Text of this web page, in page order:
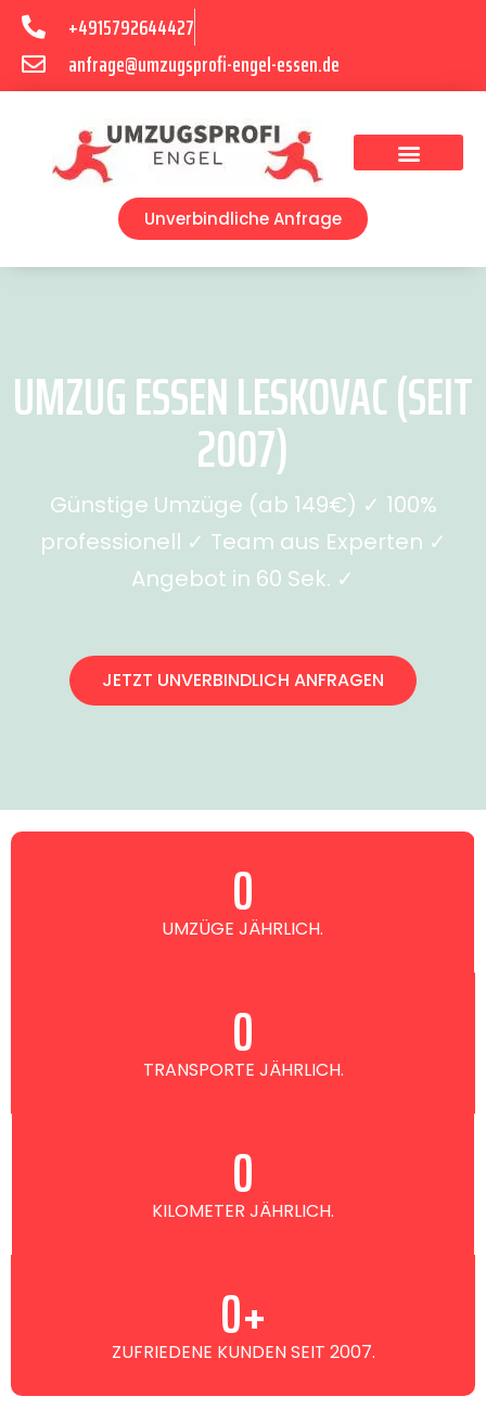
+4915792644427
anfrage@umzugsprofi-engel-essen.de
Unverbindliche Anfrage
UMZUG ESSEN LESKOVAC (SEIT
2007)
Günstige Umzüge (ab 149€) ✓ 100%
professionell ✓ Team aus Experten ✓
Angebot in 60 Sek. ✓
JETZT UNVERBINDLICH ANFRAGEN
UMZÜGE JÄHRLICH.
0
TRANSPORTE JÄHRLICH.
0
KILOMETER JÄHRLICH.
0
ZUFRIEDENE KUNDEN SEIT 2007.
0+